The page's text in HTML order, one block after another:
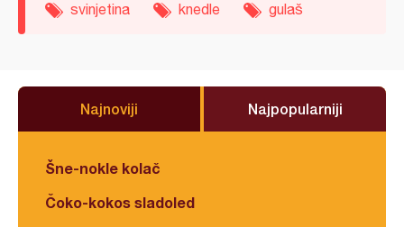
svinjetina
knedle gulaš
Najnoviji Najpopularniji
Šne-nokle kolač
Čoko-kokos sladoled